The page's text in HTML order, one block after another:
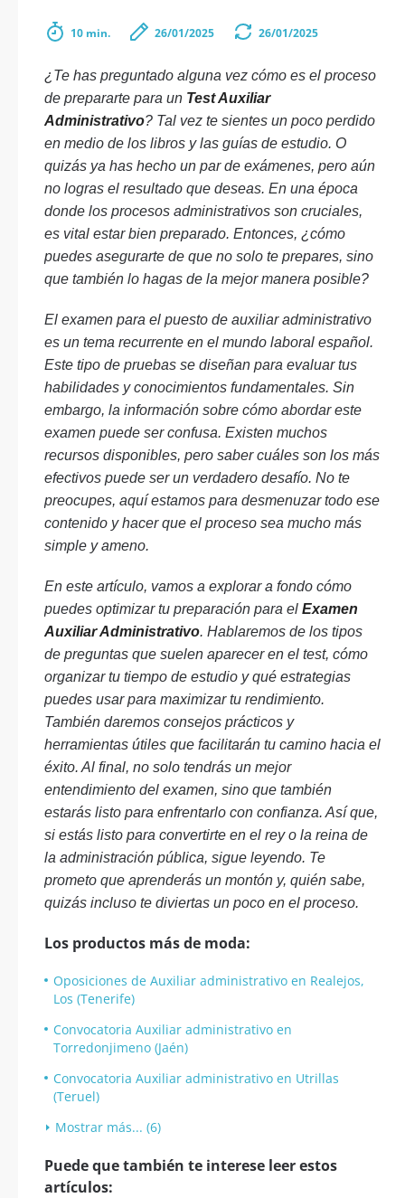
10 min. 26/01/2025 26/01/2025
¿Te has preguntado alguna vez cómo es el proceso
de prepararte para un Test Auxiliar
Administrativo? Tal vez te sientes un poco perdido
en medio de los libros y las guías de estudio. O
quizás ya has hecho un par de exámenes, pero aún
no logras el resultado que deseas. En una época
donde los procesos administrativos son cruciales,
es vital estar bien preparado. Entonces, ¿cómo
puedes asegurarte de que no solo te prepares, sino
que también lo hagas de la mejor manera posible?
El examen para el puesto de auxiliar administrativo
es un tema recurrente en el mundo laboral español.
Este tipo de pruebas se diseñan para evaluar tus
habilidades y conocimientos fundamentales. Sin
embargo, la información sobre cómo abordar este
examen puede ser confusa. Existen muchos
recursos disponibles, pero saber cuáles son los más
efectivos puede ser un verdadero desafío. No te
preocupes, aquí estamos para desmenuzar todo ese
contenido y hacer que el proceso sea mucho más
simple y ameno.
En este artículo, vamos a explorar a fondo cómo
puedes optimizar tu preparación para el Examen
Auxiliar Administrativo. Hablaremos de los tipos
de preguntas que suelen aparecer en el test, cómo
organizar tu tiempo de estudio y qué estrategias
puedes usar para maximizar tu rendimiento.
También daremos consejos prácticos y
herramientas útiles que facilitarán tu camino hacia el
éxito. Al final, no solo tendrás un mejor
entendimiento del examen, sino que también
estarás listo para enfrentarlo con confianza. Así que,
si estás listo para convertirte en el rey o la reina de
la administración pública, sigue leyendo. Te
prometo que aprenderás un montón y, quién sabe,
quizás incluso te diviertas un poco en el proceso.
Los productos más de moda:
Oposiciones de Auxiliar administrativo en Realejos,
Los (Tenerife)
Convocatoria Auxiliar administrativo en
Torredonjimeno (Jaén)
Convocatoria Auxiliar administrativo en Utrillas
(Teruel)
Mostrar más... (6)
Puede que también te interese leer estos
artículos: